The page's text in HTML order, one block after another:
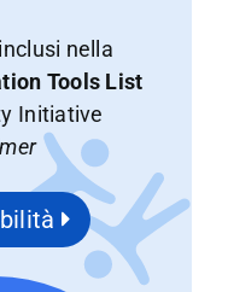
nella
Tools List
Initiative